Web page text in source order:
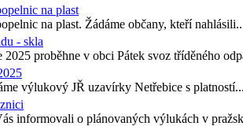
na plast
na plast. Žádáme občany, kteří
- skla
2025 proběhne v obci Pátek svoz tříděného
výlukový JŘ uzavírky Netřebice s platností...
informovali o plánovaných výlukách v